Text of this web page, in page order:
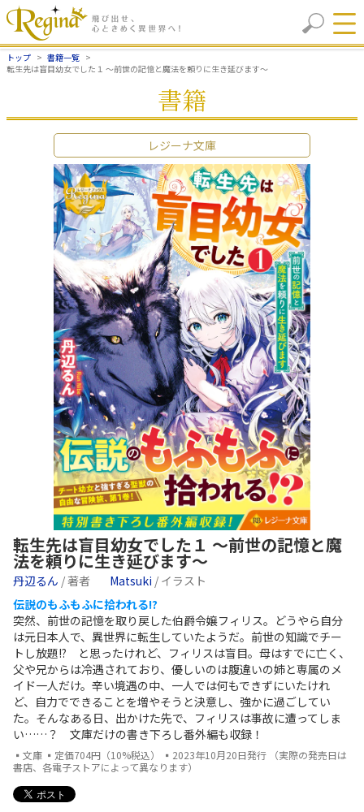
トップ
書籍一覧
転生先は盲目幼女でした１ ～前世の記憶と魔法を頼りに生き延びます～
書籍
レジーナ文庫
転生先は盲目幼女でした１ ～前世の記憶と魔
法を頼りに生き延びます～
丹辺るん / 著者 Matsuki / イラスト
伝説のもふもふに拾われる!?
突然、前世の記憶を取り戻した伯爵令嬢フィリス。どうやら自分
は元日本人で、異世界に転生していたようだ。前世の知識でチー
トし放題!? と思ったけれど、フィリスは盲目。母はすでに亡く、
父や兄からは冷遇されており、優しいのは腹違いの姉と専属のメ
イド一人だけ。辛い境遇の中、一人では何もできずにいたけれ
ど、自力でできることを増やそうと決意し、強かに過ごしてい
た。そんなある日、出かけた先で、フィリスは事故に遭ってしま
い……？ 文庫だけの書き下ろし番外編も収録！
▪文庫 ▪定価704円（10%税込） ▪2023年10月20日発行 （実際の発売日は
書店、各電子ストアによって異なります）